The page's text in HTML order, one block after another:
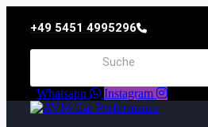
+49 5451 4995296
Whatsapp Instagram